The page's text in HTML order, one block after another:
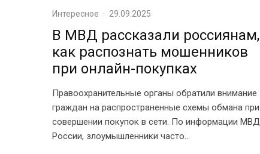
Интересное · 29.09.2025
В МВД рассказали россиянам,
как распознать мошенников
при онлайн-покупках
Правоохранительные органы обратили внимание
граждан на распространенные схемы обмана при
совершении покупок в сети. По информации МВД
России, злоумышленники часто...